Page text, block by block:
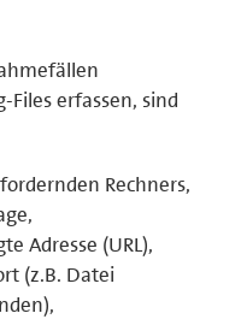
Files erfassen, sind
Rechners,
Adresse (URL),
(z.B. Datei